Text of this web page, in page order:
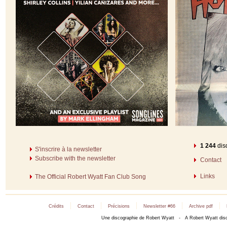
S'inscrire à la newsletter
Subscribe with the newsletter
The Official Robert Wyatt Fan Club Song
1 244
Contact
Links
Crédits | Contact | Précisions | Newsletter #66 | Archive pdf |
Une discographie de Robert Wyatt - A Robert Wyatt